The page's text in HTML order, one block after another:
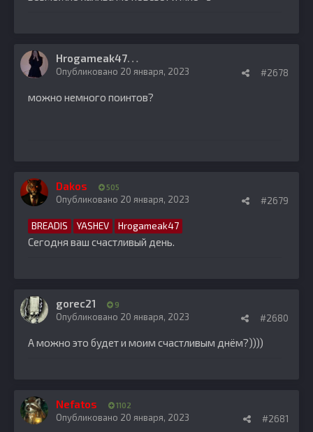
H
rogameak47
#2678
Опубликовано 20 января, 2023
можно немного поинтов?
Dakos 505
#2679
Опубликовано 20 января, 2023
BREADIS YASHEV Hrogameak47
Сегодня ваш счастливый день.
gorec21 9
#2680
Опубликовано 20 января, 2023
А можно это будет и моим счастливым днём?))))
Nefatos 1102
#2681
Опубликовано 20 января, 2023